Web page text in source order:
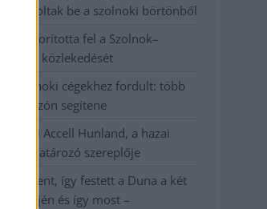
számoltak be a szolnoki börtönből
borította fel a Szolnok–
közlekedését
szolnoki cégekhez fordult: több
dolgozón segítene
tószegi Accell Hunland, a hazai
meghatározó szereplője
lent, így festett a Duna a két
idején és így most –